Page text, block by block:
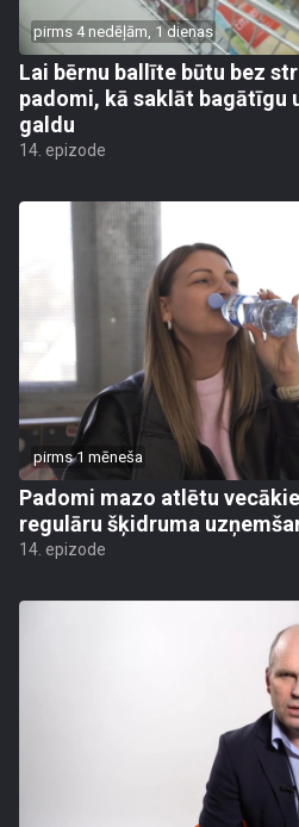
pirms 4 nedēļām, 1 dienas
Lai bērnu ballīte būtu bez
padomi, kā saklāt bagātīgu
galdu
14. epizode
pirms 1 mēneša
Padomi mazo atlētu
regulāru šķidruma
14. epizode